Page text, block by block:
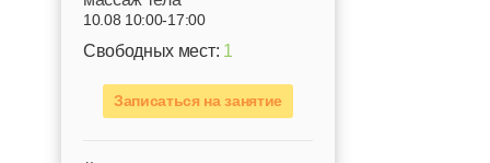
10.08 10:00-17:00
Свободных мест: 1
Записаться на занятие